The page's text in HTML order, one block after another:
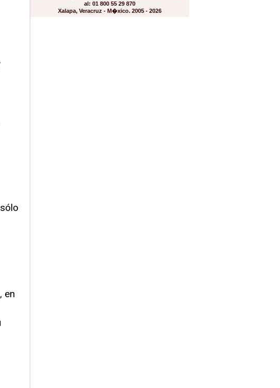
en
al: 01 800 55 29 870
Xalapa, Veracruz - M�xico. 2005 - 2026